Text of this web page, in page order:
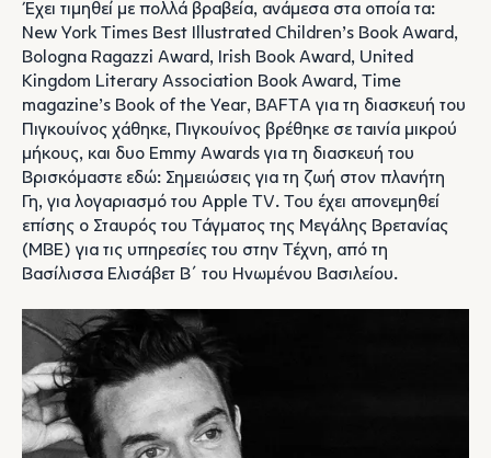
Έχει τιμηθεί με πολλά βραβεία, ανάμεσα στα οποία τα:
New York Times Best Illustrated Children’s Book Award,
Bologna Ragazzi Award, Irish Book Award, United
Kingdom Literary Association Book Award, Time
magazine’s Book of the Year, BAFTA για τη διασκευή του
Πιγκουίνος χάθηκε, Πιγκουίνος βρέθηκε σε ταινία μικρού
μήκους, και δυο Emmy Awards για τη διασκευή του
Βρισκόμαστε εδώ: Σημειώσεις για τη ζωή στον πλανήτη
Γη, για λογαριασμό του Apple TV. Του έχει απονεμηθεί
επίσης ο Σταυρός του Τάγματος της Μεγάλης Βρετανίας
(ΜΒΕ) για τις υπηρεσίες του στην Τέχνη, από τη
Βασίλισσα Ελισάβετ Β΄ του Ηνωμένου Βασιλείου.